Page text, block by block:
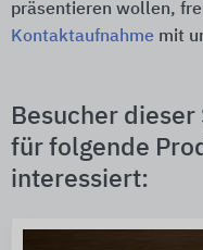
präsentieren wollen,
Kontaktaufnahme mit
Besucher
für folgende
interessiert: